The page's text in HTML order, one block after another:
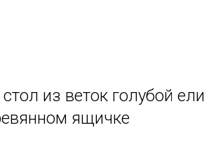
из веток голубой ели
ящичке